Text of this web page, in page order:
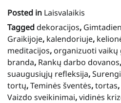
Posted in Laisvalaikis
Taggeddekoracijos,
Graikijoje, kalendoriuje,
meditacijos, organizuoti vaikų
branda, Rankų darbo dovanos,
suaugusiųjų refleksija,
tortų,Teminės šventės,tortas,
Vaizdo sveikinimai,vidinės